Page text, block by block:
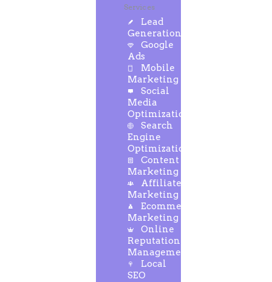
Services
Lead
Generation
Google
Ads
Mobile
Marketing
Social
Media
Optimization
Search
Engine
Optimization
Content
Marketing
Affiliate
Marketing
Ecommerce
Marketing
Online
Reputation
Management
Local
SEO